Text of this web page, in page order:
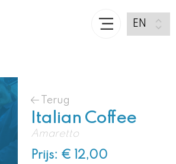
Terug
Italian Coffee
Amaretto
Prijs: € 12,00